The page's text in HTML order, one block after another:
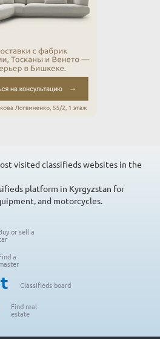
visited classifieds websites in the
platform in Kyrgyzstan for
and motorcycles.
or sell a
a
Classifieds board
Find real
estate